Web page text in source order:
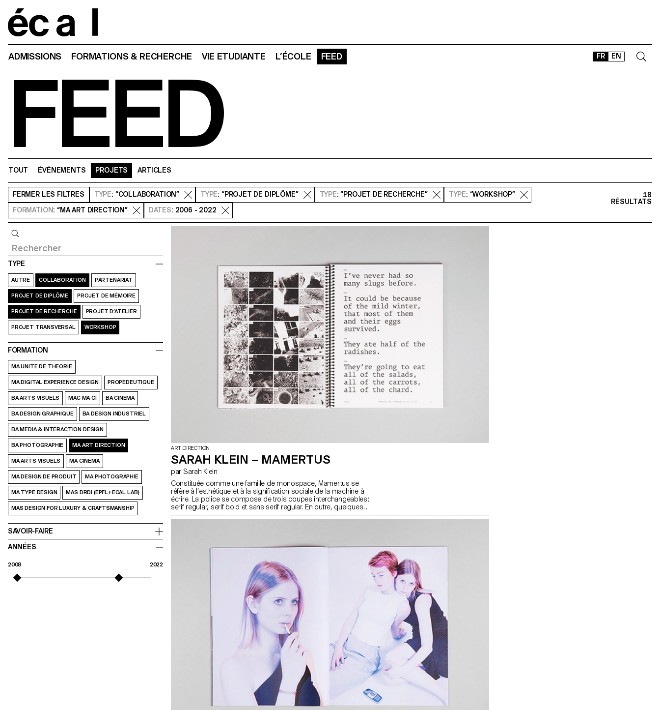
FR EN
ADMISSIONS FORMATIONS & RECHERCHE VIE ETUDIANTE L’ÉCOLE FEED
FEED
TOUT ÉVÉNEMENTS PROJETS ARTICLES
FERMER LES FILTRES TYPE: “COLLABORATION” TYPE: “PROJET DE DIPLÔME” TYPE: “PROJET DE RECHERCHE” TYPE: “WORKSHOP”
FORMATION: “MA ART DIRECTION” DATES: 2006 - 2022
18
RÉSULTATS
TYPE
AUTRE COLLABORATION PARTENARIAT
PROJET DE DIPLÔME PROJET DE MÉMOIRE
PROJET DE RECHERCHE PROJET D’ATELIER
PROJET TRANSVERSAL WORKSHOP
FORMATION
MA UNITE DE THEORIE
MA DIGITAL EXPERIENCE DESIGN PROPEDEUTIQUE
BA ARTS VISUELS MAC MA CI BA CINEMA
BA DESIGN GRAPHIQUE BA DESIGN INDUSTRIEL
BA MEDIA & INTERACTION DESIGN
BA PHOTOGRAPHIE MA ART DIRECTION
MA ARTS VISUELS MA CINEMA
MA DESIGN DE PRODUIT MA PHOTOGRAPHIE
MA TYPE DESIGN MAS DRDI (EPFL+ECAL LAB)
MAS DESIGN FOR LUXURY & CRAFTSMANSHIP
SAVOIR-FAIRE
ANNÉES
2008 2022
ART DIRECTION
SARAH KLEIN – MAMERTUS
par Sarah Klein
Constituée comme une famille de monospace, Mamertus se
réfère à l’esthétique et à la signification sociale de la machine à
écrire. La police se compose de trois coupes interchangeables :
serif regular, serif bold et sans serif regular. En outre, quelques
glyphes alternatifs sortent de la grille rigide de monospace et